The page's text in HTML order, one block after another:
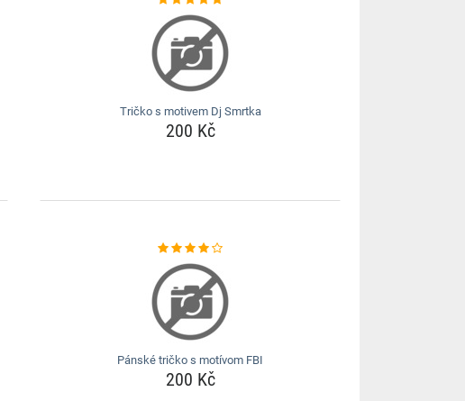
Tričko s motivem Dj Smrtka
200 Kč
Pánské tričko s motívom FBI
200 Kč